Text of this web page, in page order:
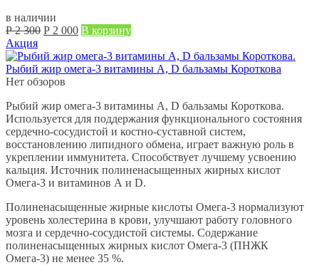
в наличии
Р 2 300 Первоначальная
составляла
Р
2 300.
Р 2 000Текущая
Р
2 000.
В корзину
Акция
Рыбий жир омега-3 витамины А, D бальзамы Короткова
Нет обзоров
Рыбий жир омега-3 витамины А, D бальзамы Короткова.
Используется для поддержания функционального состояния
сердечно-сосудистой и костно-суставной систем,
восстановлению липидного обмена, играет важную роль в
укреплении иммунитета. Способствует лучшему усвоению
кальция. Источник полиненасыщенных жирных кислот
Омега-3 и витаминов А и D.
Полиненасыщенные жирные кислоты Омега-3 нормализуют
уровень холестерина в крови, улучшают работу головного
мозга и сердечно-сосудистой системы. Содержание
полиненасыщенных жирных кислот Омега-3 (ПНЖК
Омега-3) не менее 35 %.